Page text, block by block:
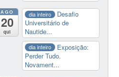
AGO
20
qui
dia inteiro
Desafio
Universitário de
Nautide...
dia inteiro
Exposição:
Perder Tudo.
Novament...